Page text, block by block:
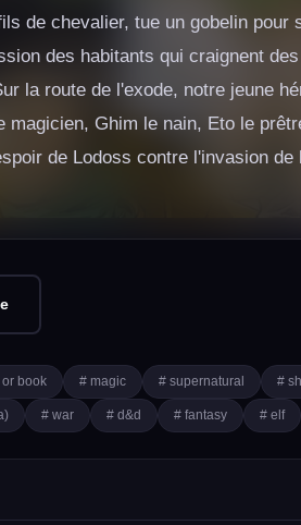
de chevalier, tue un gobelin
des habitants qui craignent
la route de l'exode, notre jeune
magicien, Ghim le nain, Eto le
de Lodoss contre l'invasion
book # magic # supernatural #
# war # d&d # fantasy # elf